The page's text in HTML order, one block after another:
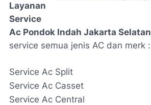
Layanan
Service
Ac Pondok Indah Jakarta Selatan
service semua jenis AC dan merk :
Service Ac Split
Service Ac Casset
Service Ac Central